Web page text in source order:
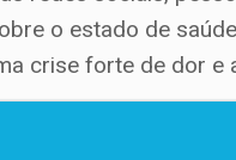
o estado de
crise forte de dor